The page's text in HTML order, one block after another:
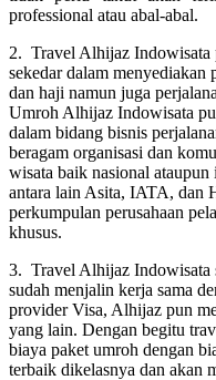
professional atau abal-abal.
2. Travel Alhijaz Indowisata
sekedar dalam menyediakan
dan haji namun juga
Umroh Alhijaz Indowisata
dalam bidang bisnis
beragam organisasi dan
wisata baik nasional
antara lain Asita, IATA, dan
perkumpulan perusahaan
khusus.
3. Travel Alhijaz Indowisata
sudah menjalin kerja sama
provider Visa, Alhijaz pun
yang lain. Dengan begitu
biaya paket umroh dengan
terbaik dikelasnya dan akan